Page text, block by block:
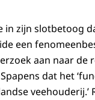
in zijn slotbetoog
een
aan naar de
dat het